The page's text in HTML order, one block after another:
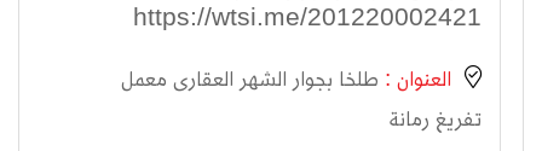
https://wtsi.me/201220002421
العنوان : طلخا بجوار الشهر العقارى معمل
تفريغ رمانة